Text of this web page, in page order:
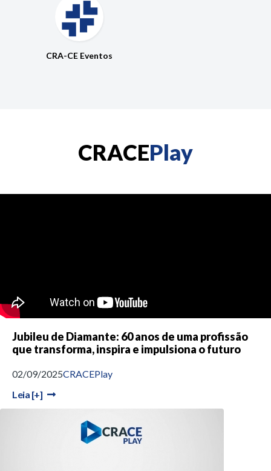
CRA-CE Eventos
CRACEPlay
Jubileu de Diamante: 60 anos de uma profissão
que transforma, inspira e impulsiona o futuro
02/09/2025CRACEPlay
Leia [+]